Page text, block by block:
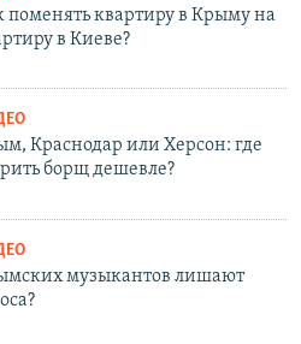
поменять квартиру в Крыму на
в Киеве?
Краснодар или Херсон: где
борщ дешевле?
музыкантов лишают